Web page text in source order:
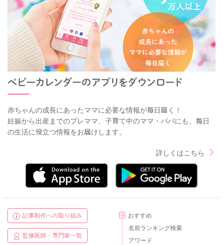
赤ちゃんの成長にあったママに必要な情報が毎日届く！
妊娠から出産までのプレママ、子育て中のママ・パパにも、毎日
の生活に役立つ情報をお届けします。
詳しくはこちら
記事制作への取り組み
監修医師・専門家一覧
おすすめ
名前ランキング検索
アワード